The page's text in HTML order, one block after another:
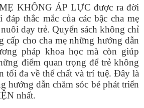
KHÔNG ÁP LỰC được ra đời
thắc mắc của các bậc cha mẹ
dạy trẻ. Quyển sách không chỉ
cấp cho cha mẹ những hướng dẫn
pháp khoa học mà còn giúp
điểm quan trọng để trẻ không
tối đa về thể chất và trí tuệ. Đây là
hướng dẫn chăm sóc bé phát triển
nhất.